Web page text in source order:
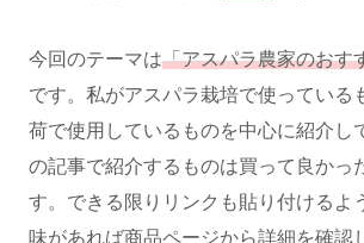
今回のテーマは「アスパラ農家のおす
です。私がアスパラ栽培で使っている
荷で使用しているものを中心に紹介し
の記事で紹介するものは買って良かっ
す。できる限りリンクも貼り付けるよ
味があれば商品ページから詳細を確認